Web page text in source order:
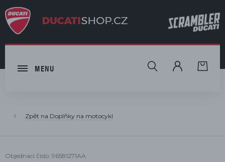
MENU HLEDAT
Doplňky na motocykl
Objednací číslo: 96581271AA